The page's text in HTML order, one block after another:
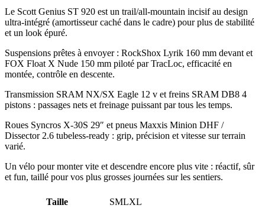
Le Scott Genius ST 920 est un trail/all-mountain incisif au design
ultra-intégré (amortisseur caché dans le cadre) pour plus de stabilité
et un look épuré.
Suspensions prêtes à envoyer : RockShox Lyrik 160 mm devant et
FOX Float X Nude 150 mm piloté par TracLoc, efficacité en
montée, contrôle en descente.
Transmission SRAM NX/SX Eagle 12 v et freins SRAM DB8 4
pistons : passages nets et freinage puissant par tous les temps.
Roues Syncros X-30S 29″ et pneus Maxxis Minion DHF /
Dissector 2.6 tubeless-ready : grip, précision et vitesse sur terrain
varié.
Un vélo pour monter vite et descendre encore plus vite : réactif, sûr
et fun, taillé pour vos plus grosses journées sur les sentiers.
Taille SMLXL